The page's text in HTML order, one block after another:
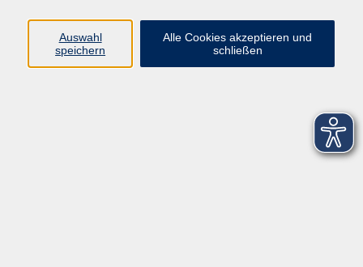
Auswahl
speichern
Alle Cookies akzeptieren und
schließen